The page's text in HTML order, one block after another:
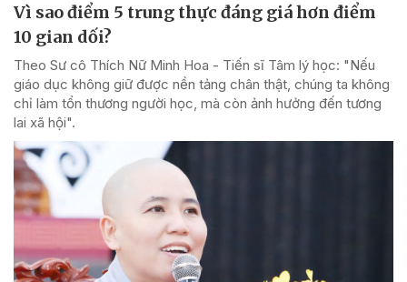
Vì sao điểm 5 trung thực đáng giá hơn điểm
10 gian dối?
Theo Sư cô Thích Nữ Minh Hoa - Tiến sĩ Tâm lý học: "Nếu
giáo dục không giữ được nền tảng chân thật, chúng ta không
chỉ làm tổn thương người học, mà còn ảnh hưởng đến tương
lai xã hội".